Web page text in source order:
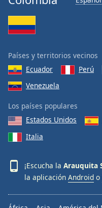
Países y territorios vecinos
Ecuador
Perú
Venezuela
Los países populares
Estados Unidos
Italia
¡Escucha la Arauquita
la aplicación Android o